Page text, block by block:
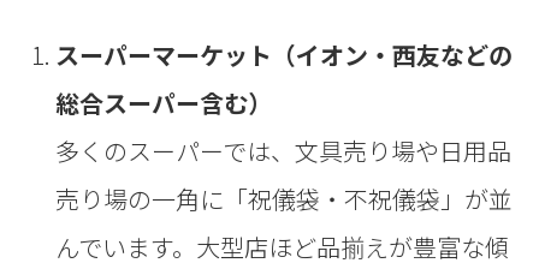
スーパーマーケット（イオン・西友などの
総合スーパー含む）
多くのスーパーでは、文具売り場や日用品
売り場の一角に「祝儀袋・不祝儀袋」が並
んでいます。大型店ほど品揃えが豊富な傾